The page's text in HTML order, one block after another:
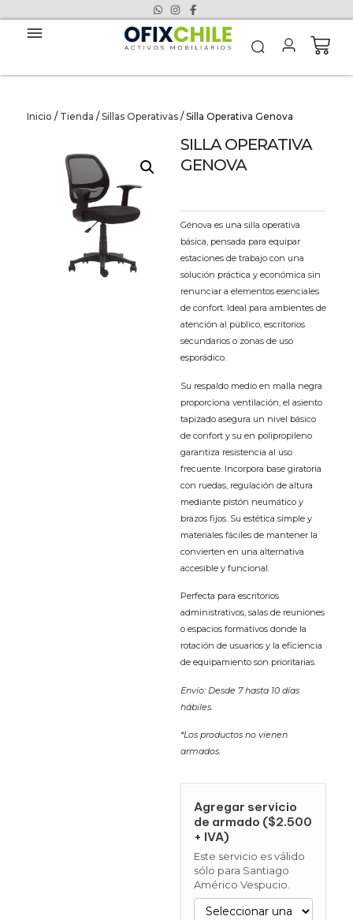
Inicio / Tienda / Sillas Operativas/ Silla Operativa Genova
SILLA OPERATIVA
GENOVA
Génova es una silla operativa
básica, pensada para equipar
estaciones de trabajo con una
solución práctica y económica sin
renunciar a elementos esenciales
de confort. Ideal para ambientes de
atención al público, escritorios
secundarios o zonas de uso
esporádico.
Su respaldo medio en malla negra
proporciona ventilación, el asiento
tapizado asegura un nivel básico
de confort y su en polipropileno
garantiza resistencia al uso
frecuente. Incorpora base giratoria
con ruedas, regulación de altura
mediante pistón neumático y
brazos fijos. Su estética simple y
materiales fáciles de mantener la
convierten en una alternativa
accesible y funcional.
Perfecta para escritorios
administrativos, salas de reuniones
o espacios formativos donde la
rotación de usuarios y la eficiencia
de equipamiento son prioritarias.
Envío: Desde 7 hasta 10 días
hábiles.
*Los productos no vienen
armados.
Agregar servicio
de armado ($2.500
+ IVA)
Este servicio es válido
sólo para Santiago
Américo Vespucio.